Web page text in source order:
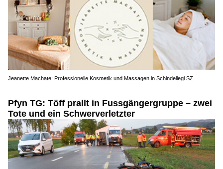
Jeanette Machate: Professionelle Kosmetik und Massagen in Schindellegi SZ
Pfyn TG: Töff prallt in Fussgängergruppe – zwei
Tote und ein Schwerverletzter